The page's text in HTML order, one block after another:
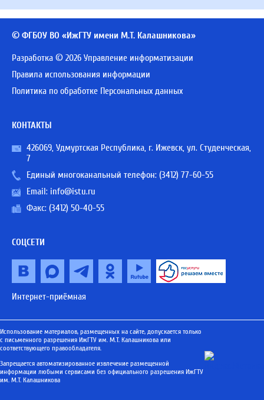
© ФГБОУ ВО «ИжГТУ имени М.Т. Калашникова»
Разработка © 2026 Управление информатизации
Правила использования информации
Политика по обработке Персональных данных
КОНТАКТЫ
426069, Удмуртская Республика, г. Ижевск, ул. Студенческая,
7
Единый многоканальный телефон: (3412) 77-60-55
Email: info@istu.ru
Факс: (3412) 50-40-55
СОЦСЕТИ
Интернет-приёмная
Использование материалов, размещенных на сайте, допускается только
с письменного разрешения ИжГТУ им. М.Т. Калашникова или
соответствующего правообладателя.
Запрещается автоматизированное извлечение размещенной
информации любыми сервисами без официального разрешения ИжГТУ
им. М.Т. Калашникова